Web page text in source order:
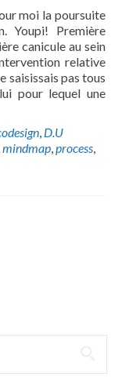
moi la poursuite
Youpi! Première
canicule au sein
relative
saisissais pas tous
pour lequel une
, D.U
mindmap,process,